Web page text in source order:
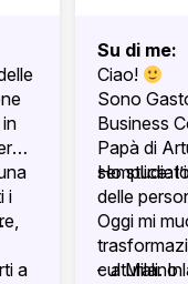
i
a
Su di me:
Ciao!
Sono
Business
Papà di
semplice:
Ho
delle
Oggi mi
culturali.
– a Milano